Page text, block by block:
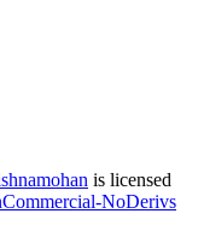
is licensed
NoDerivs